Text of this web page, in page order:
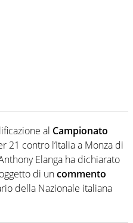
al Campionato
21 contro l’Italia a Monza di
Elanga ha dichiarato
di uncommento
della Nazionale italiana